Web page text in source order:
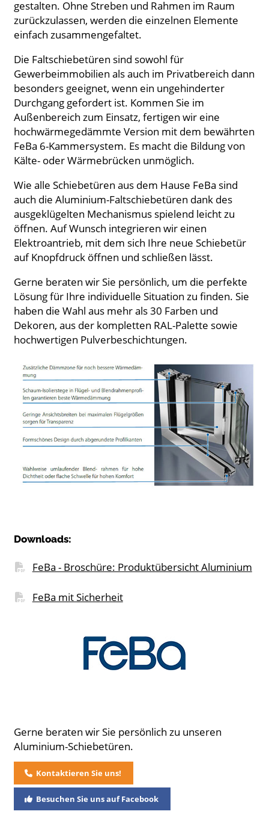
gestalten. Ohne Streben und Rahmen im Raum
zurückzulassen, werden die einzelnen Elemente
einfach zusammengefaltet.
Die Faltschiebetüren sind sowohl für
Gewerbeimmobilien als auch im Privatbereich dann
besonders geeignet, wenn ein ungehinderter
Durchgang gefordert ist. Kommen Sie im
Außenbereich zum Einsatz, fertigen wir eine
hochwärmegedämmte Version mit dem bewährten
FeBa 6-Kammersystem. Es macht die Bildung von
Kälte- oder Wärmebrücken unmöglich.
Wie alle Schiebetüren aus dem Hause FeBa sind
auch die Aluminium-Faltschiebetüren dank des
ausgeklügelten Mechanismus spielend leicht zu
öffnen. Auf Wunsch integrieren wir einen
Elektroantrieb, mit dem sich Ihre neue Schiebetür
auf Knopfdruck öffnen und schließen lässt.
Gerne beraten wir Sie persönlich, um die perfekte
Lösung für Ihre individuelle Situation zu finden. Sie
haben die Wahl aus mehr als 30 Farben und
Dekoren, aus der kompletten RAL-Palette sowie
hochwertigen Pulverbeschichtungen.
Downloads:
FeBa - Broschüre: Produktübersicht Aluminium
FeBa mit Sicherheit
Gerne beraten wir Sie persönlich zu unseren
Aluminium-Schiebetüren.
Kontaktieren Sie uns!
Besuchen Sie uns auf Facebook